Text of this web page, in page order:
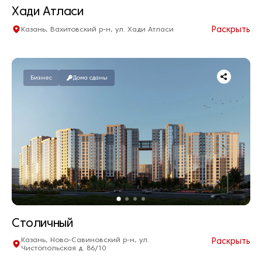
Хади Атласи
Казань, Вахитовский р-н, ул. Хади Атласи
Раскрыть
Дом сдан
Бизнес Дома сданы
Столичный
Казань, Ново-Савиновский р-н, ул.
Чистопольская д. 86/10
Раскрыть